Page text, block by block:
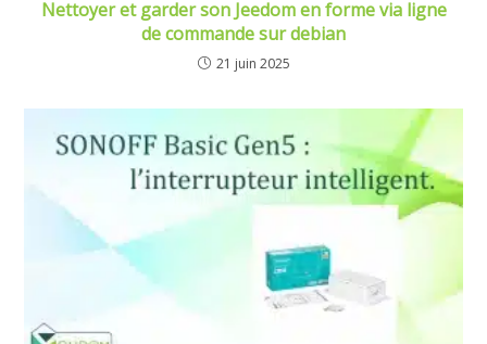
Nettoyer et garder son Jeedom en forme via ligne
de commande sur debian
21 juin 2025